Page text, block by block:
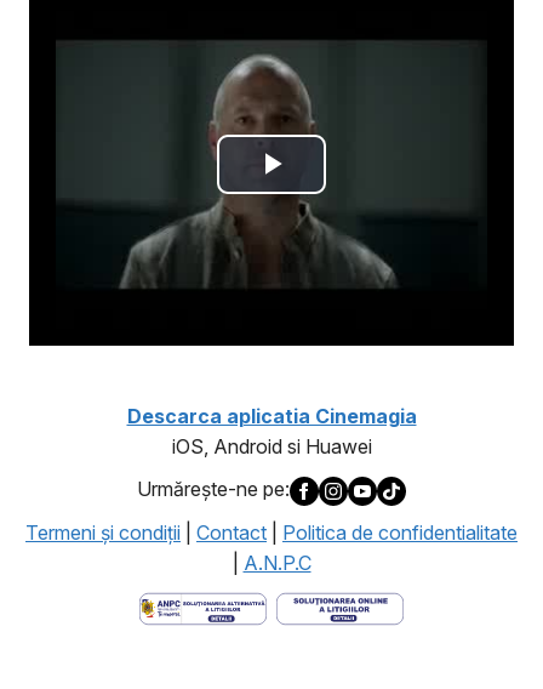
Descarca aplicatia Cinemagia
iOS, Android si Huawei
Urmăreşte-ne pe:
Termeni şi condiţii
Contact
Politica de confidentialitate
A.N.P.C